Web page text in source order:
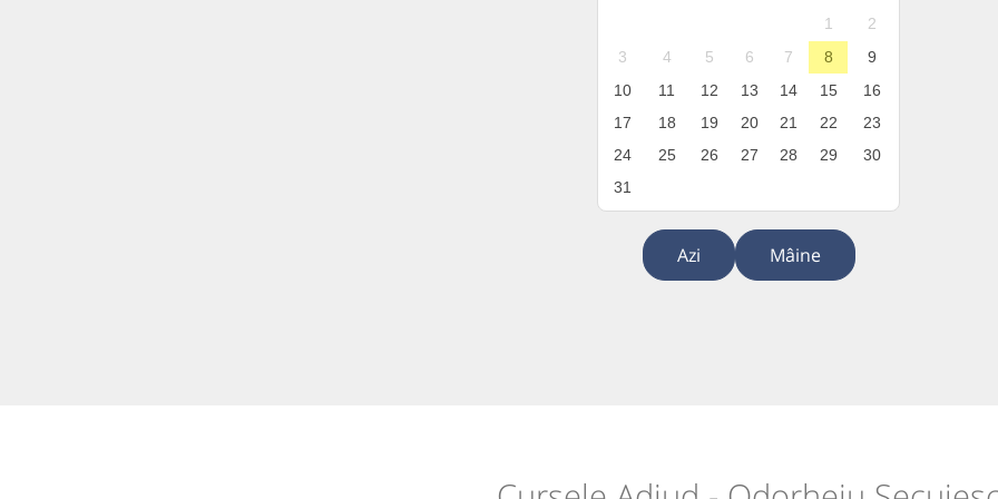
1
2
3
4 5 6 7 8
9
10
11 12 13 14 15
16
17
18 19 20 21 22
23
24
25 26 27 28 29
30
31
Azi Mâine